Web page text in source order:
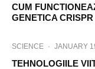
CUM
GENETICA CRISPR
SCIENCE · JANUARY
TEHNOLOGIILE